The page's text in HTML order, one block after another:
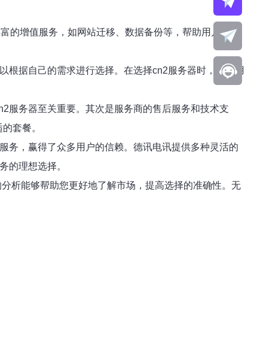
的增值服务，如网站迁移、数据备份等，帮助用户更轻
根据自己的需求进行选择。在选择cn2服务器时，建议用
服务器至关重要。其次是服务商的售后服务和技术支
套餐。
务，赢得了众多用户的信赖。德讯电讯提供多种灵活的
的理想选择。
析能够帮助您更好地了解市场，提高选择的准确性。无